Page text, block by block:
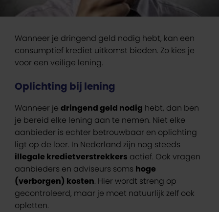
Wanneer je dringend geld nodig hebt, kan een
consumptief krediet uitkomst bieden. Zo kies je
voor een veilige lening.
Oplichting bij lening
Wanneer je dringend geld nodig hebt, dan ben
je bereid elke lening aan te nemen. Niet elke
aanbieder is echter betrouwbaar en oplichting
ligt op de loer. In Nederland zijn nog steeds
illegale kredietverstrekkers actief. Ook vragen
aanbieders en adviseurs soms hoge
(verborgen) kosten. Hier wordt streng op
gecontroleerd, maar je moet natuurlijk zelf ook
opletten.